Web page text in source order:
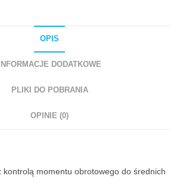
OPIS
INFORMACJE DODATKOWE
PLIKI DO POBRANIA
OPINIE (0)
kontrolą momentu obrotowego do średnich